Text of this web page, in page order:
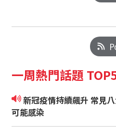
一周熱門話題
新冠疫情持續飆升 常見八大症狀 沒發燒也
可能感染